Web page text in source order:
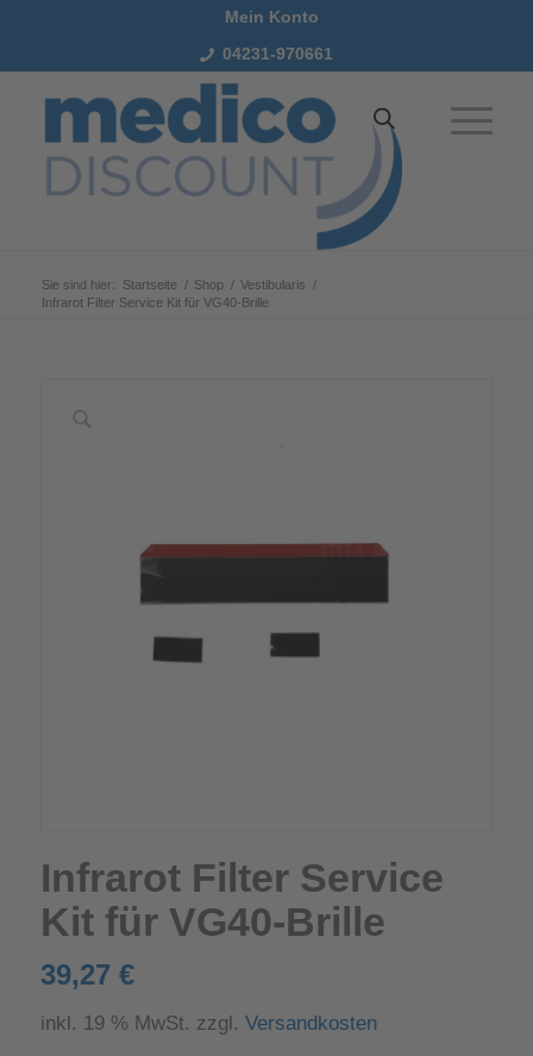
Mein Konto
04231-970661
Sie sind hier: Startseite / Shop / Vestibularis /
Infrarot Filter Service Kit für VG40-Brille
Infrarot Filter Service
Kit für VG40-Brille
39,27 €
inkl. 19 % MwSt. zzgl. Versandkosten